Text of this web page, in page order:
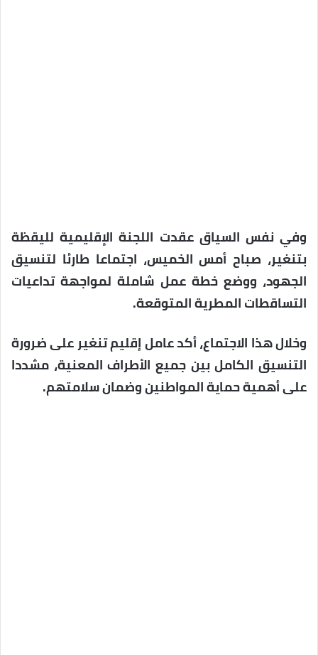
وفي نفس السياق عقدت اللجنة الإقليمية لليقظة
بتنغير، صباح أمس الخميس، اجتماعا طارئا لتنسيق
الجهود، ووضع خطة عمل شاملة لمواجهة تداعيات
التساقطات المطرية المتوقعة.
وخلال هذا الاجتماع، أكد عامل إقليم تنغير على ضرورة
التنسيق الكامل بين جميع الأطراف المعنية، مشددا
على أهمية حماية المواطنين وضمان سلامتهم.